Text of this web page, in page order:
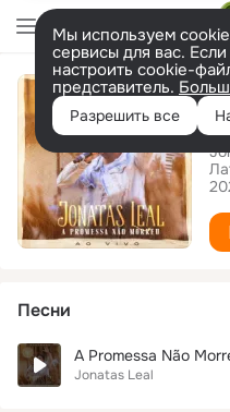
Мы используем
сервисы для вас.
настроить cookie-
представитель.
Разрешить все
Песни
A Promessa Não
Jonatas Leal